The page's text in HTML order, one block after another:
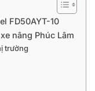
FD50AYT-10
nâng Phúc Lâm
trường